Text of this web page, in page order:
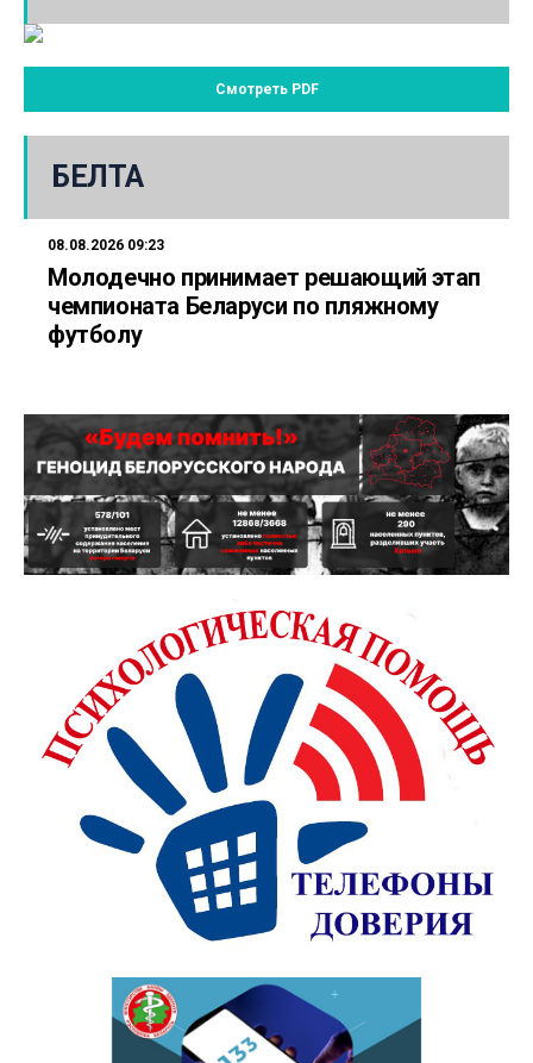
Смотреть PDF
БЕЛТА
08.08.2026 09:23
Молодечно принимает решающий этап
чемпионата Беларуси по пляжному
футболу